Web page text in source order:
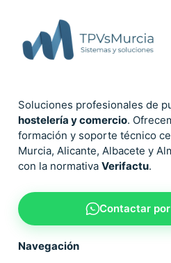
Soluciones profesionales de
hostelería y comercio.
formación y soporte técnico
Murcia, Alicante, Albacete y
con la normativa Verifactu.
Contactar
Navegación